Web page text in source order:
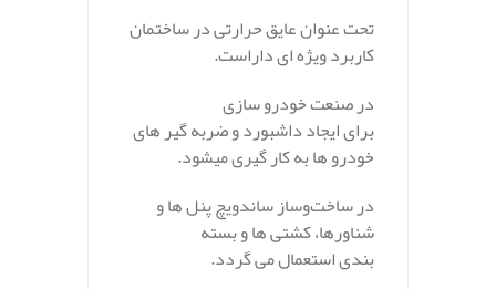
تحت عنوان عایق حرارتی در ساختمان
کاربرد ویژه ای داراست.
در صنعت خودرو سازی
برای ایجاد داشبورد و ضربه گیر های
خودرو ها به کار گیری میشود.
در ساخت‌و‌ساز ساندویچ پنل ها و
شناورها، کشتی ها و بسته
بندی استعمال می گردد.